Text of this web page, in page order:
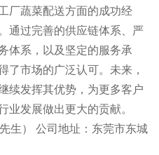
厂蔬菜配送方面的成功经
通过完善的供应链体系、严
体系，以及坚定的服务承
了市场的广泛认可。未来，
续发挥其优势，为更多客户
业发展做出更大的贡献。
生） 公司地址：东莞市东城